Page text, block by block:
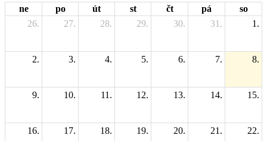
ne po út st čt pá
so
26.
27. 28. 29. 30. 31. 1.
2. 3. 4. 5. 6. 7. 8.
9. 10. 11. 12. 13. 14. 15.
16. 17. 18. 19. 20. 21. 22.